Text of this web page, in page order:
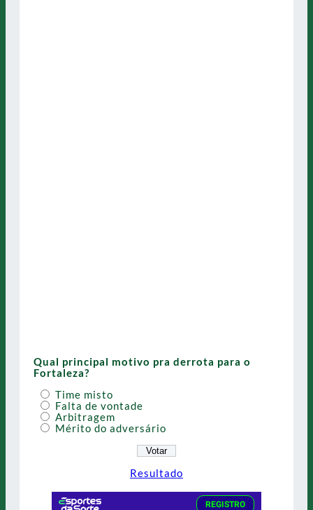
Qual principal motivo pra derrota para o
Fortaleza?
Time misto
Falta de vontade
Arbitragem
Mérito do adversário
Resultado